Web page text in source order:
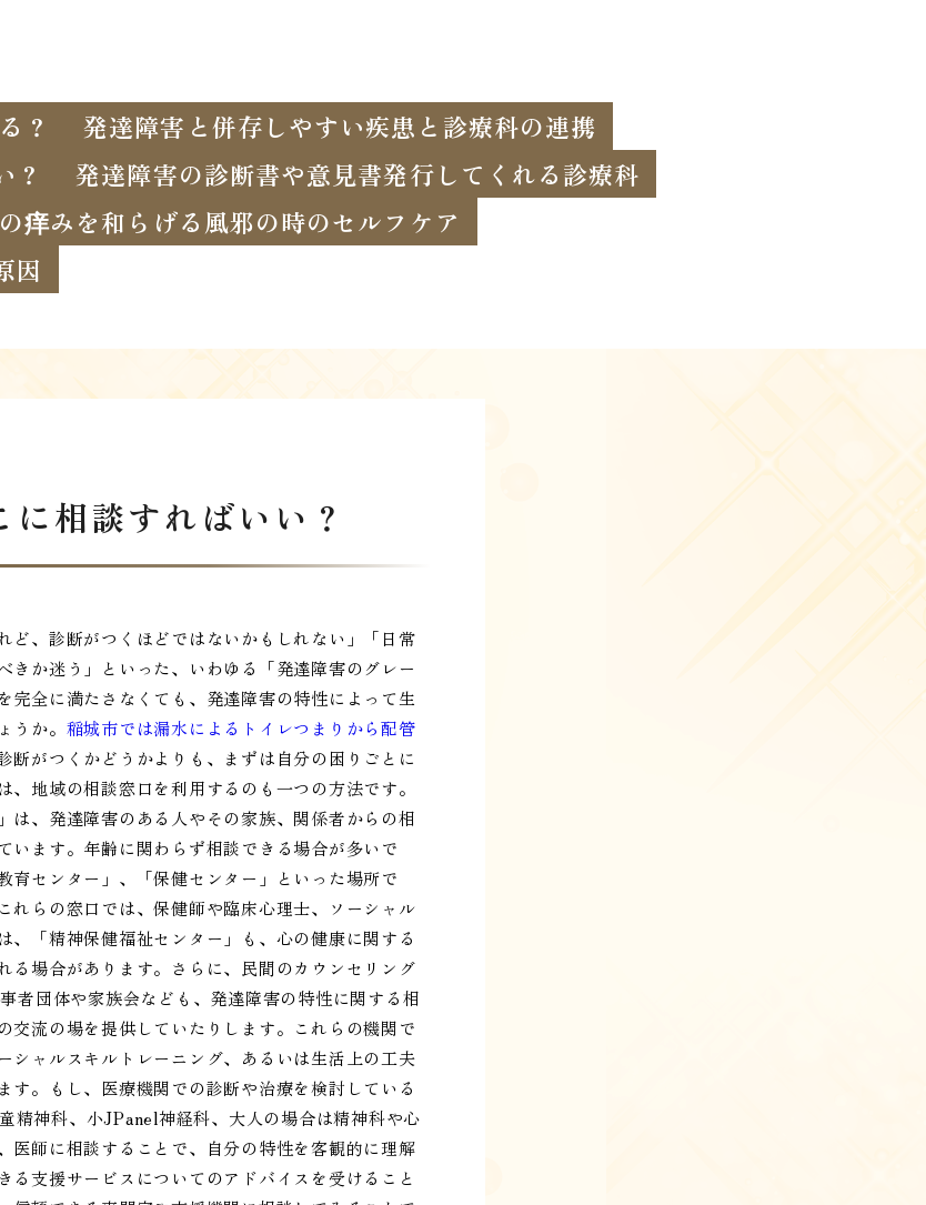
？
発達障害と併存しやすい疾患と診療科の連携
？
発達障害の診断書や意見書発行してくれる診療科
痒みを和らげる風邪の時のセルフケア
因
相談すればいい？
ど、診断がつくほどではないかもしれない」「日常
か迷う」といった、いわゆる「発達障害のグレー
完全に満たさなくても、発達障害の特性によって生
か。 稲城市では漏水によるトイレつまりから配管
がつくかどうかよりも、まずは自分の困りごとに
地域の相談窓口を利用するのも一つの方法です。
、発達障害のある人やその家族、関係者からの相
ます。年齢に関わらず相談できる場合が多いで
育センター」、「保健センター」といった場所で
れらの窓口では、保健師や臨床心理士、ソーシャル
「精神保健福祉センター」も、心の健康に関する
場合があります。さらに、民間のカウンセリング
者団体や家族会なども、発達障害の特性に関する相
流の場を提供していたりします。これらの機関で
シャルスキルトレーニング、あるいは生活上の工夫
。もし、医療機関での診断や治療を検討している
精神科、小JPanel神経科、大人の場合は精神科や心
師に相談することで、自分の特性を客観的に理解
支援サービスについてのアドバイスを受けること